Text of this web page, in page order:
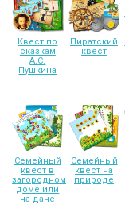
Квест по
сказкам
А.С.
Пушкина
Пиратский
квест
Семейный
квест в
загородном
доме или
на даче
Семейный
квест на
природе